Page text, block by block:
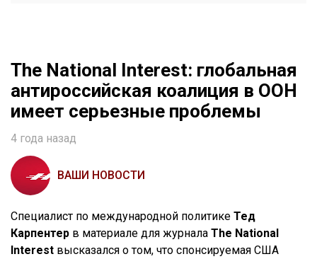
The National Interest: глобальная
антироссийская коалиция в ООН
имеет серьезные проблемы
4 года назад
ВАШИ НОВОСТИ
Специалист по международной политике Тед
Карпентер в материале для журнала The National
Interest высказался о том, что спонсируемая США